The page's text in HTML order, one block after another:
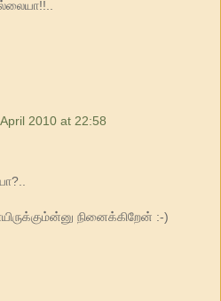
2010 at 22:58
நினைக்கிறேன் :-)